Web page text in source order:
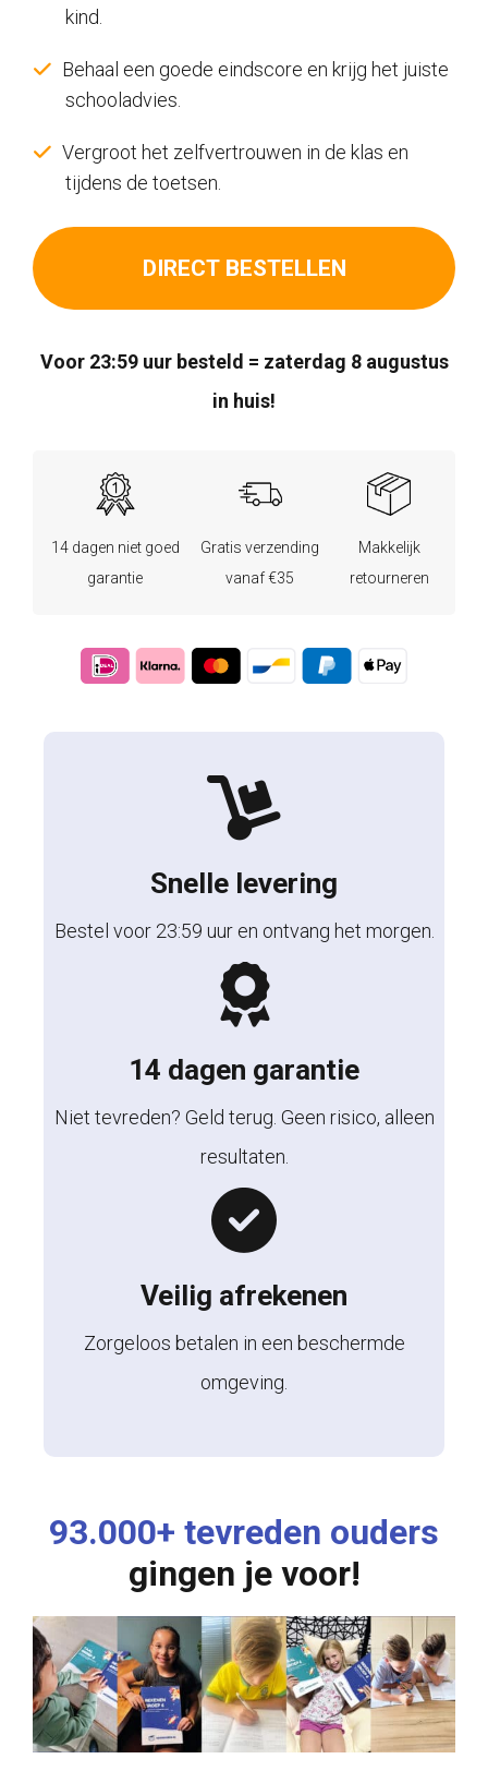
kind.
Behaal een goede eindscore en krijg het juiste
schooladvies.
Vergroot het zelfvertrouwen in de klas en
tijdens de toetsen.
DIRECT BESTELLEN
Voor 23:59 uur besteld = zaterdag 8 augustus
in huis!
14 dagen niet goed
garantie
Gratis verzending
vanaf €35
Makkelijk
retourneren
Snelle levering
Bestel voor 23:59 uur en ontvang het morgen.
14 dagen garantie
Niet tevreden? Geld terug. Geen risico, alleen
resultaten.
Veilig afrekenen
Zorgeloos betalen in een beschermde
omgeving.
93.000+ tevreden ouders
gingen je voor!